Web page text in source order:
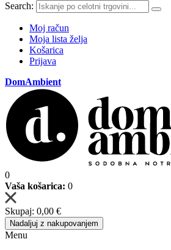
Search:
Moj račun
Moja lista želja
Košarica
Prijava
DomAmbient
0
Vaša košarica: 0
Skupaj: 0,00 €
Nadaljuj z nakupovanjem
Menu